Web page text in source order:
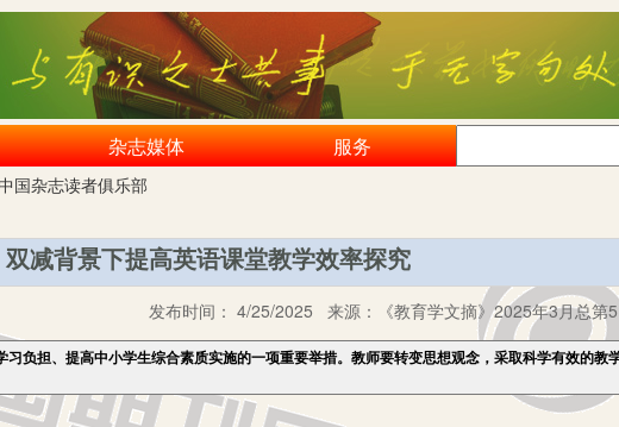
杂志媒体 服务
国杂志读者俱乐部
双减背景下提高英语课堂教学效率探究
发布时间： 4/25/2025 来源： 《教育学文摘》2025年3月总第
负担、提高中小学生综合素质实施的一项重要举措。教师要转变思想观念，采取科学有效的教